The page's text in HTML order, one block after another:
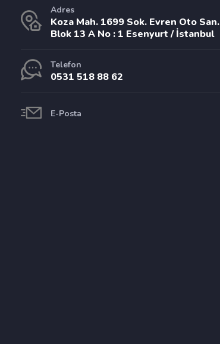
Adres
Koza Mah. 1699 Sok. Evren Oto San.
Blok 13 A No : 1 Esenyurt / İstanbul
Telefon
0531 518 88 62
E-Posta